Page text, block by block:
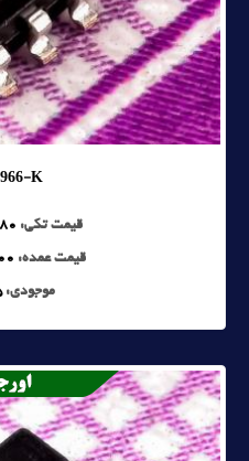
K
قیمت تکی:
قیمت عمده:
موجودی: